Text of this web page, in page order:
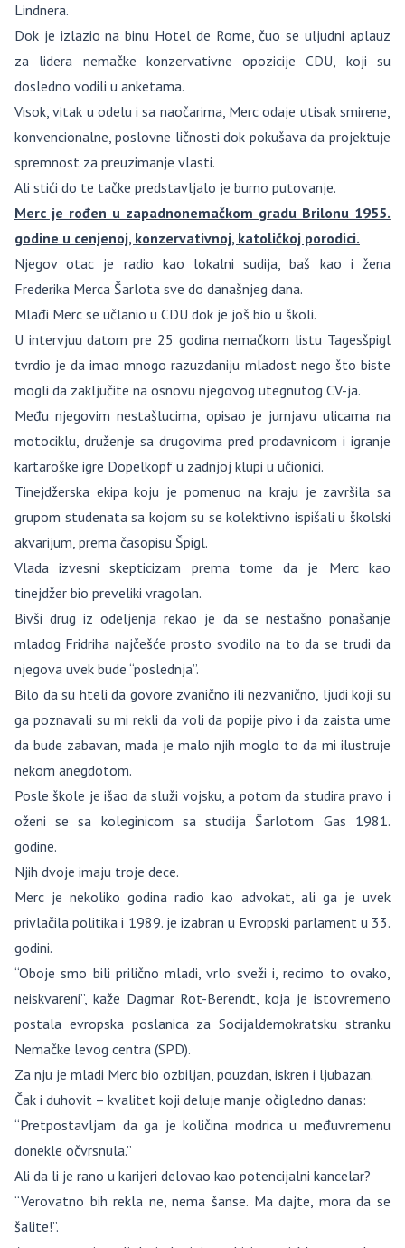
Lindnera.
Dok je izlazio na binu Hotel de Rome, čuo se uljudni aplauz
za lidera nemačke konzervativne opozicije CDU, koji su
dosledno vodili u anketama.
Visok, vitak u odelu i sa naočarima, Merc odaje utisak smirene,
konvencionalne, poslovne ličnosti dok pokušava da projektuje
spremnost za preuzimanje vlasti.
Ali stići do te tačke predstavljalo je burno putovanje.
Merc je rođen u zapadnonemačkom gradu Brilonu 1955.
godine u cenjenoj, konzervativnoj, katoličkoj porodici.
Njegov otac je radio kao lokalni sudija, baš kao i žena
Frederika Merca Šarlota sve do današnjeg dana.
Mlađi Merc se učlanio u CDU dok je još bio u školi.
U intervjuu datom pre 25 godina nemačkom listu Tagesšpigl
tvrdio je da imao mnogo razuzdaniju mladost nego što biste
mogli da zaključite na osnovu njegovog utegnutog CV-ja.
Među njegovim nestašlucima, opisao je jurnjavu ulicama na
motociklu, druženje sa drugovima pred prodavnicom i igranje
kartaroške igre Dopelkopf u zadnjoj klupi u učionici.
Tinejdžerska ekipa koju je pomenuo na kraju je završila sa
grupom studenata sa kojom su se kolektivno ispišali u školski
akvarijum, prema časopisu Špigl.
Vlada izvesni skepticizam prema tome da je Merc kao
tinejdžer bio preveliki vragolan.
Bivši drug iz odeljenja rekao je da se nestašno ponašanje
mladog Fridriha najčešće prosto svodilo na to da se trudi da
njegova uvek bude “poslednja”.
Bilo da su hteli da govore zvanično ili nezvanično, ljudi koji su
ga poznavali su mi rekli da voli da popije pivo i da zaista ume
da bude zabavan, mada je malo njih moglo to da mi ilustruje
nekom anegdotom.
Posle škole je išao da služi vojsku, a potom da studira pravo i
oženi se sa koleginicom sa studija Šarlotom Gas 1981.
godine.
Njih dvoje imaju troje dece.
Merc je nekoliko godina radio kao advokat, ali ga je uvek
privlačila politika i 1989. je izabran u Evropski parlament u 33.
godini.
“Oboje smo bili prilično mladi, vrlo sveži i, recimo to ovako,
neiskvareni”, kaže Dagmar Rot-Berendt, koja je istovremeno
postala evropska poslanica za Socijaldemokratsku stranku
Nemačke levog centra (SPD).
Za nju je mladi Merc bio ozbiljan, pouzdan, iskren i ljubazan.
Čak i duhovit – kvalitet koji deluje manje očigledno danas:
“Pretpostavljam da ga je količina modrica u međuvremenu
donekle očvrsnula.”
Ali da li je rano u karijeri delovao kao potencijalni kancelar?
“Verovatno bih rekla ne, nema šanse. Ma dajte, mora da se
šalite!”.